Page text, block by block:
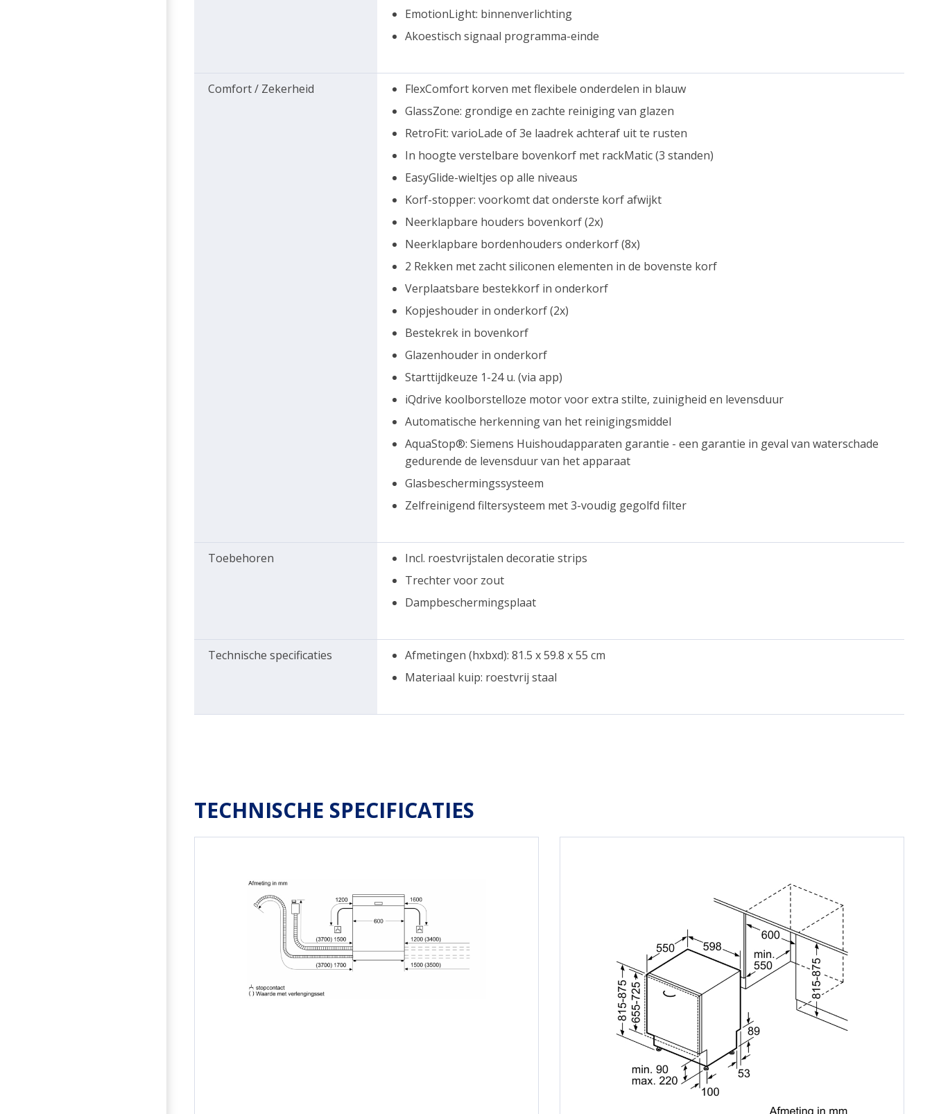
EmotionLight: binnenverlichting
Akoestisch signaal programma-einde
Comfort / Zekerheid
FlexComfort korven met flexibele onderdelen in blauw
GlassZone: grondige en zachte reiniging van glazen
RetroFit: varioLade of 3e laadrek achteraf uit te rusten
In hoogte verstelbare bovenkorf met rackMatic (3 standen)
EasyGlide-wieltjes op alle niveaus
Korf-stopper: voorkomt dat onderste korf afwijkt
Neerklapbare houders bovenkorf (2x)
Neerklapbare bordenhouders onderkorf (8x)
2 Rekken met zacht siliconen elementen in de bovenste korf
Verplaatsbare bestekkorf in onderkorf
Kopjeshouder in onderkorf (2x)
Bestekrek in bovenkorf
Glazenhouder in onderkorf
Starttijdkeuze 1-24 u. (via app)
iQdrive koolborstelloze motor voor extra stilte, zuinigheid en levensduur
Automatische herkenning van het reinigingsmiddel
AquaStop®: Siemens Huishoudapparaten garantie - een garantie in geval van waterschade
gedurende de levensduur van het apparaat
Glasbeschermingssysteem
Zelfreinigend filtersysteem met 3-voudig gegolfd filter
Toebehoren
Incl. roestvrijstalen decoratie strips
Trechter voor zout
Dampbeschermingsplaat
Technische specificaties
Afmetingen (hxbxd): 81.5 x 59.8 x 55 cm
Materiaal kuip: roestvrij staal
TECHNISCHE SPECIFICATIES